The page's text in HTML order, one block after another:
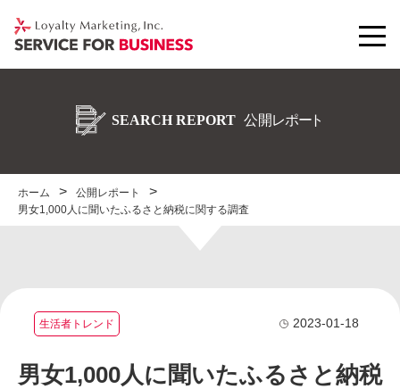
ホーム
公開レポート
男女1,000人に聞いたふるさと納税に関する調査
生活者トレンド 2023-01-18
男女1,000人に聞いたふるさと納税